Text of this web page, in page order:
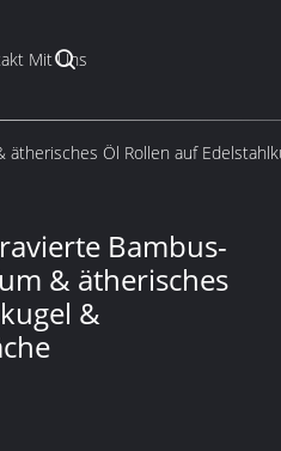
Mit Uns
Öl Rollen auf
Bambus-
& ätherisches
&